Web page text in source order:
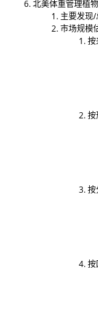
北美体重管理植
主要发现
市场规模
按
按
按
按